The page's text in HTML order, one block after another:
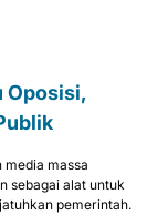
Oposisi,
media massa
sebagai alat untuk
pemerintah.